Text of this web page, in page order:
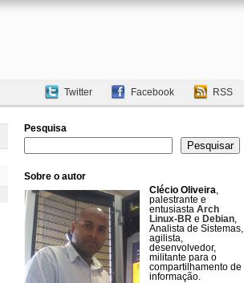
Twitter Facebook RSS
Pesquisa
Pesquisar
Pesquisar
Sobre o autor
Clécio Oliveira,
palestrante e
entusiasta Arch
Linux-BR e Debian,
Analista de Sistemas,
agilista,
desenvolvedor,
militante para o
compartilhamento de
informação.